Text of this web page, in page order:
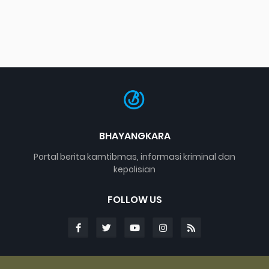
BHAYANGKARA
Portal berita kamtibmas, informasi kriminal dan
kepolisian
FOLLOW US